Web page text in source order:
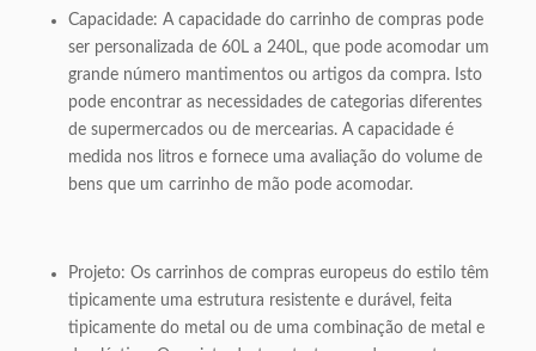
Capacidade: A capacidade do carrinho de compras pode
ser personalizada de 60L a 240L, que pode acomodar um
grande número mantimentos ou artigos da compra. Isto
pode encontrar as necessidades de categorias diferentes
de supermercados ou de mercearias. A capacidade é
medida nos litros e fornece uma avaliação do volume de
bens que um carrinho de mão pode acomodar.
Projeto: Os carrinhos de compras europeus do estilo têm
tipicamente uma estrutura resistente e durável, feita
tipicamente do metal ou de uma combinação de metal e